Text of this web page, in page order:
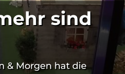
sind
& Morgen hat die